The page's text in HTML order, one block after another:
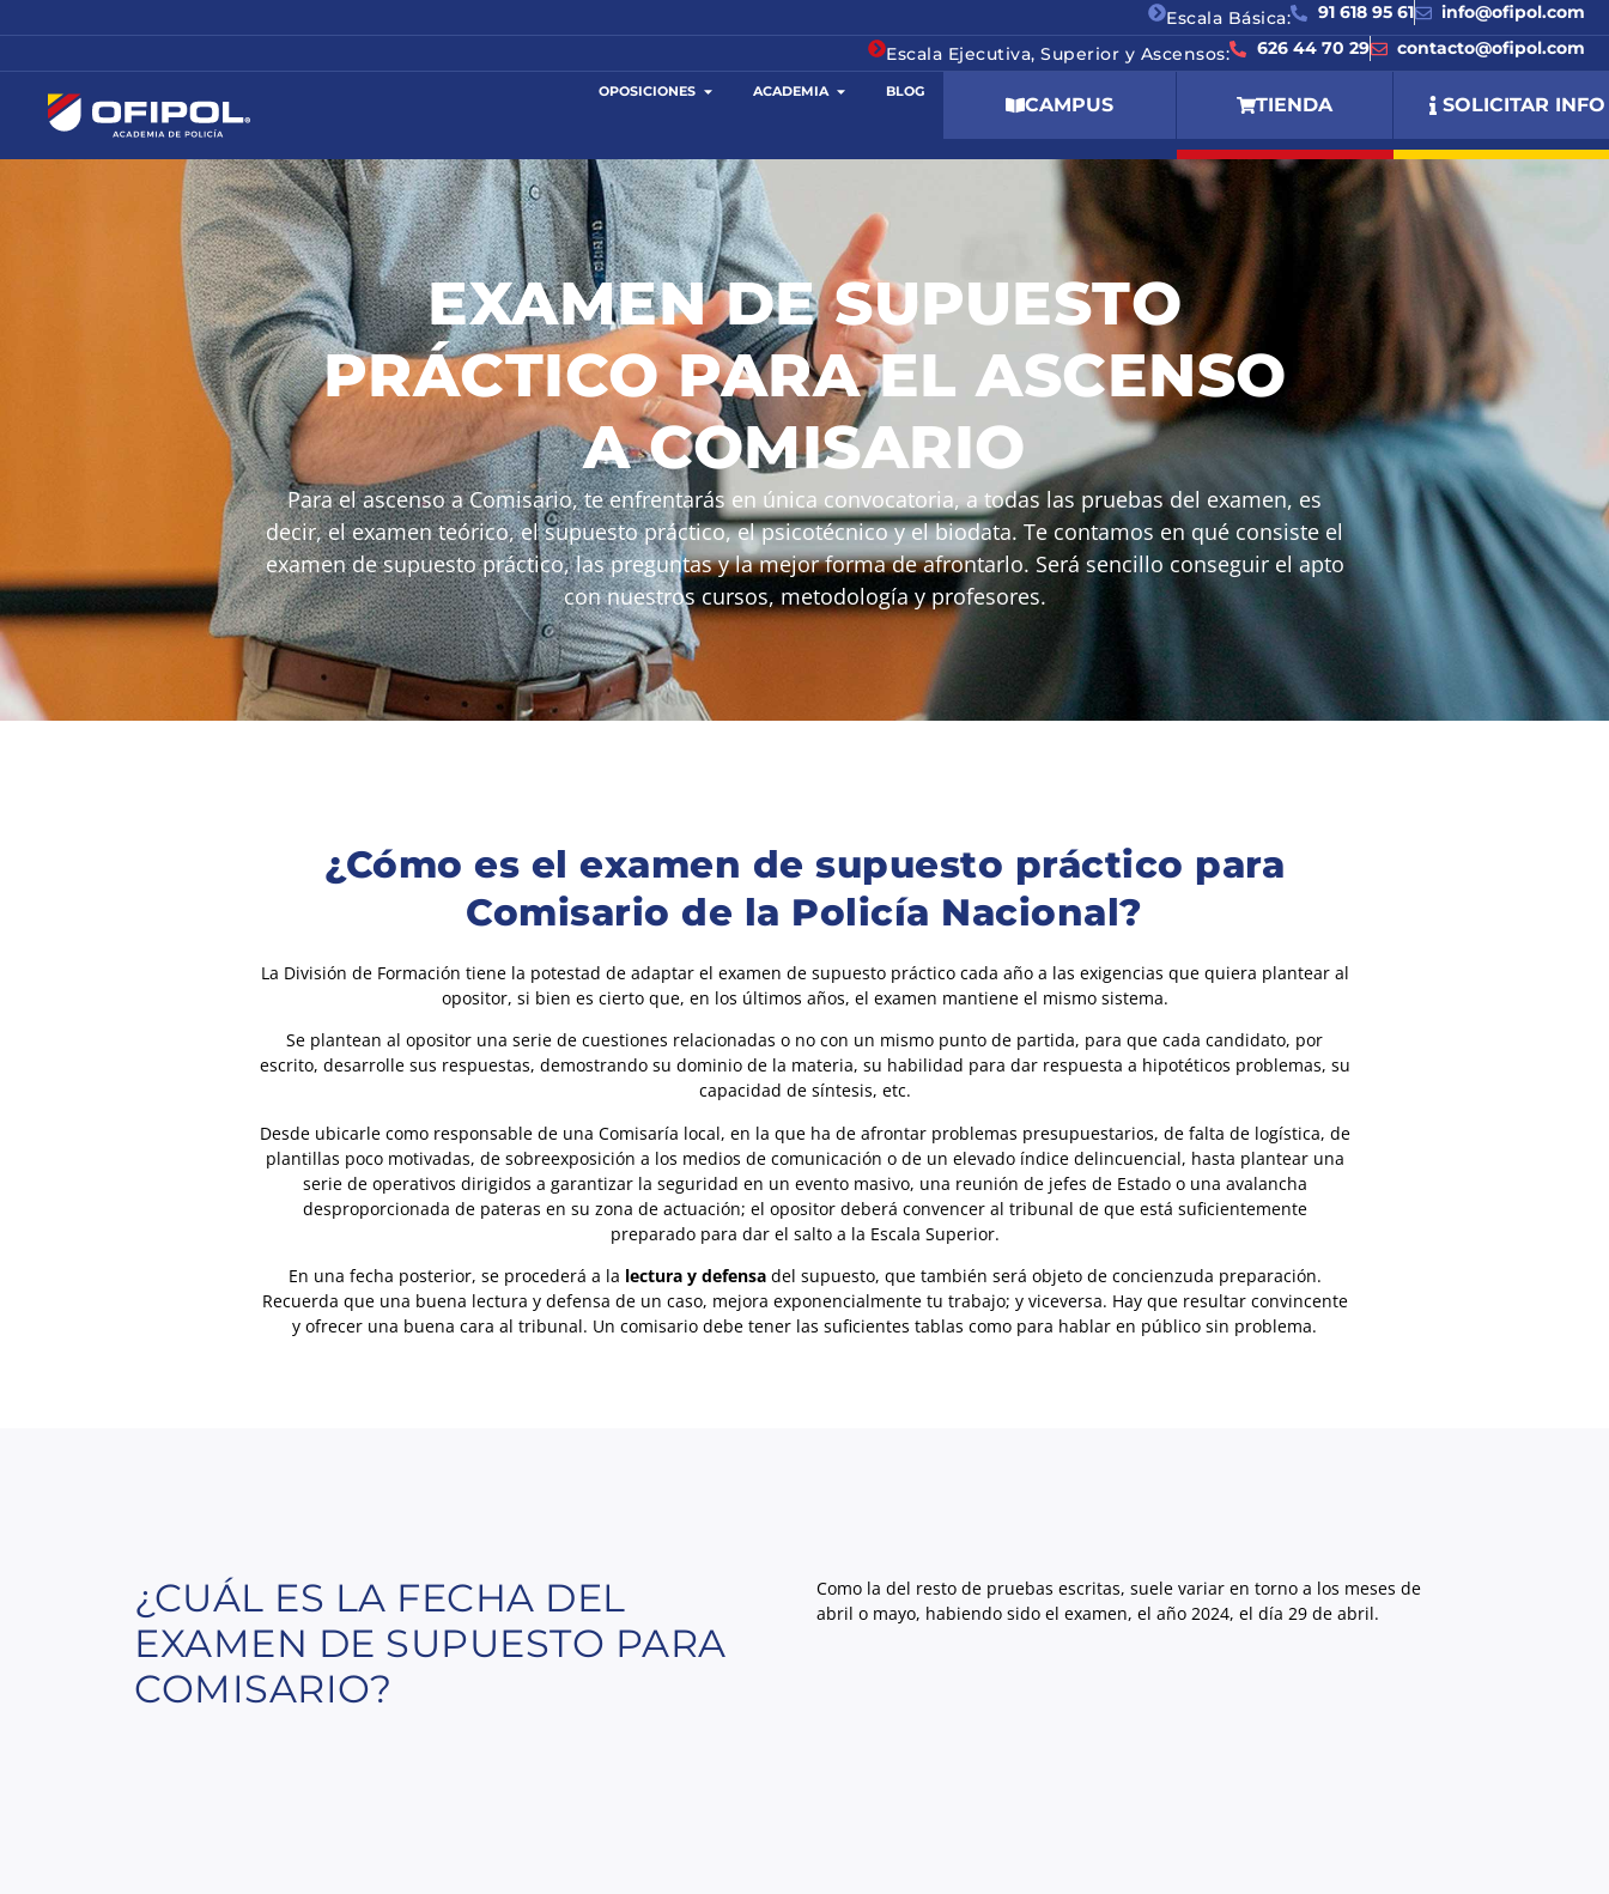
91 618 95 61 info@ofipol.com
Escala Básica:
626 44 70 29
contacto@ofipol.com
Escala Ejecutiva, Superior y Ascensos:
OPOSICIONES ACADEMIA BLOG
CAMPUS TIENDA SOLICITAR INFO
EXAMEN DE SUPUESTO
PRÁCTICO PARA EL ASCENSO
A COMISARIO
Para el ascenso a Comisario, te enfrentarás en única convocatoria, a todas las pruebas del examen, es
decir, el examen teórico, el supuesto práctico, el psicotécnico y el biodata. Te contamos en qué consiste el
examen de supuesto práctico, las preguntas y la mejor forma de afrontarlo. Será sencillo conseguir el apto
con nuestros cursos, metodología y profesores.
¿Cómo es el examen de supuesto práctico para
Comisario de la Policía Nacional?
La División de Formación tiene la potestad de adaptar el examen de supuesto práctico cada año a las exigencias que quiera plantear al
opositor, si bien es cierto que, en los últimos años, el examen mantiene el mismo sistema.
Se plantean al opositor una serie de cuestiones relacionadas o no con un mismo punto de partida, para que cada candidato, por
escrito, desarrolle sus respuestas, demostrando su dominio de la materia, su habilidad para dar respuesta a hipotéticos problemas, su
capacidad de síntesis, etc.
Desde ubicarle como responsable de una Comisaría local, en la que ha de afrontar problemas presupuestarios, de falta de logística, de
plantillas poco motivadas, de sobreexposición a los medios de comunicación o de un elevado índice delincuencial, hasta plantear una
serie de operativos dirigidos a garantizar la seguridad en un evento masivo, una reunión de jefes de Estado o una avalancha
desproporcionada de pateras en su zona de actuación; el opositor deberá convencer al tribunal de que está suficientemente
preparado para dar el salto a la Escala Superior.
En una fecha posterior, se procederá a la lectura y defensadel supuesto, que también será objeto de concienzuda preparación.
Recuerda que una buena lectura y defensa de un caso, mejora exponencialmente tu trabajo; y viceversa. Hay que resultar convincente
y ofrecer una buena cara al tribunal. Un comisario debe tener las suficientes tablas como para hablar en público sin problema.
¿CUÁL ES LA FECHA DEL
EXAMEN DE SUPUESTO PARA
COMISARIO?
Como la del resto de pruebas escritas, suele variar en torno a los meses de
abril o mayo, habiendo sido el examen, el año 2024, el día 29 de abril.